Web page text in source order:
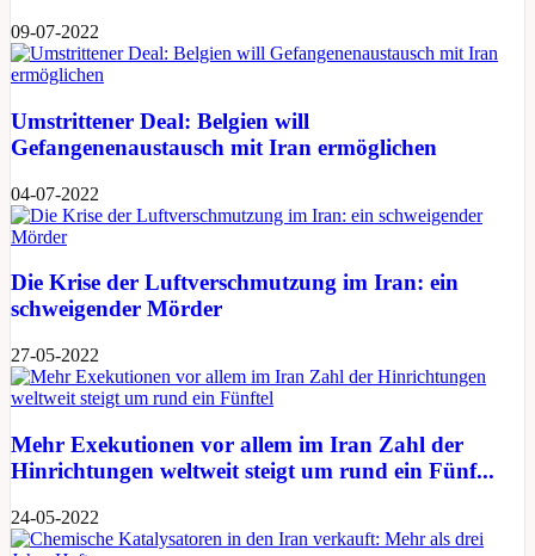
09-07-2022
Umstrittener Deal: Belgien will
Gefangenenaustausch mit Iran ermöglichen
04-07-2022
Die Krise der Luftverschmutzung im Iran: ein
schweigender Mörder
27-05-2022
Mehr Exekutionen vor allem im Iran Zahl der
Hinrichtungen weltweit steigt um rund ein Fünf...
24-05-2022